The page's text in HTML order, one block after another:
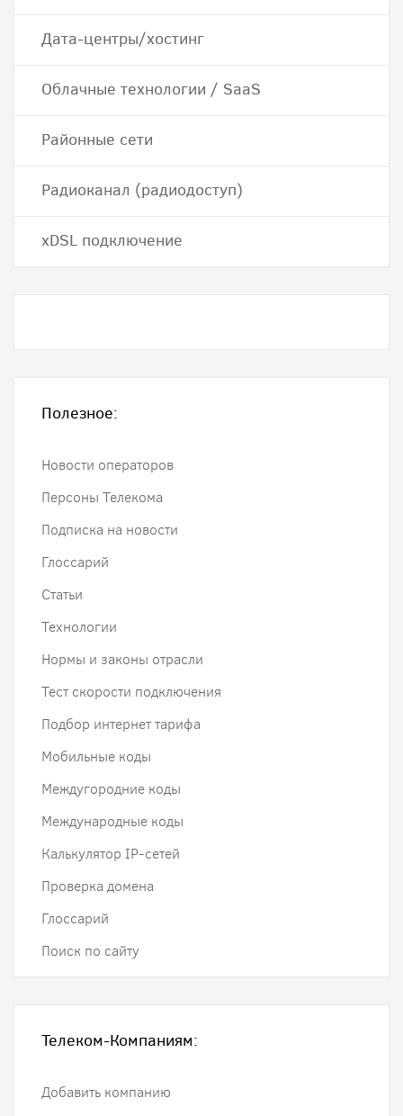
Дата-центры/хостинг
Облачные технологии / SaaS
Районные сети
Радиоканал (радиодоступ)
хDSL подключение
Полезное:
Новости операторов
Персоны Телекома
Подписка на новости
Глоссарий
Статьи
Технологии
Нормы и законы отрасли
Тест скорости подключения
Подбор интернет тарифа
Мобильные коды
Междугородние коды
Международные коды
Калькулятор IP-сетей
Проверка домена
Глоссарий
Поиск по сайту
Телеком-Компаниям:
Добавить компанию